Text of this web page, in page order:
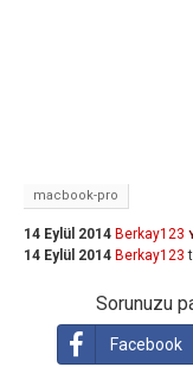
macbook-pro
14 Eylül 2014 Berkay123
14 Eylül 2014 Berkay123
Sorunuzu
Facebook